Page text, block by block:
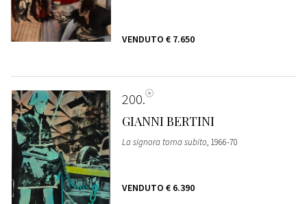
VENDUTO € 7.650
200
GIANNI BERTINI
La signora torna subito, 1966-70
VENDUTO € 6.390